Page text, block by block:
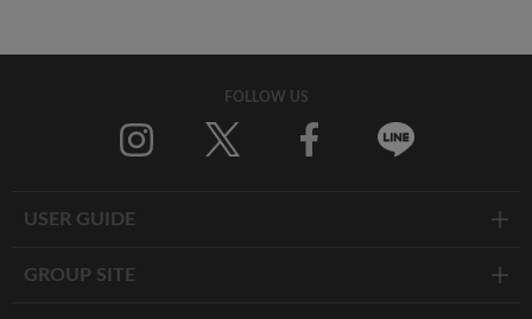
FOLLOW US
USER GUIDE
GROUP SITE